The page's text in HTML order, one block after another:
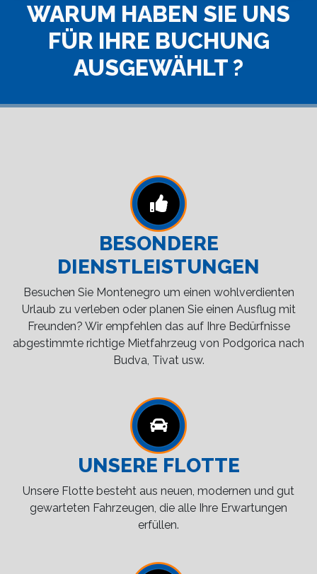
WARUM HABEN SIE UNS
FÜR IHRE BUCHUNG
AUSGEWÄHLT ?
BESONDERE
DIENSTLEISTUNGEN
Besuchen Sie Montenegro um einen wohlverdienten
Urlaub zu verleben oder planen Sie einen Ausflug mit
Freunden? Wir empfehlen das auf Ihre Bedürfnisse
abgestimmte richtige Mietfahrzeug von Podgorica nach
Budva, Tivat usw.
UNSERE FLOTTE
Unsere Flotte besteht aus neuen, modernen und gut
gewarteten Fahrzeugen, die alle Ihre Erwartungen
erfüllen.